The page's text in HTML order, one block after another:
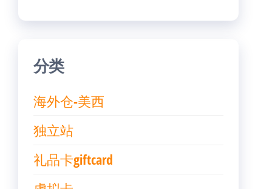
分类
海外仓-美西
独立站
礼品卡giftcard